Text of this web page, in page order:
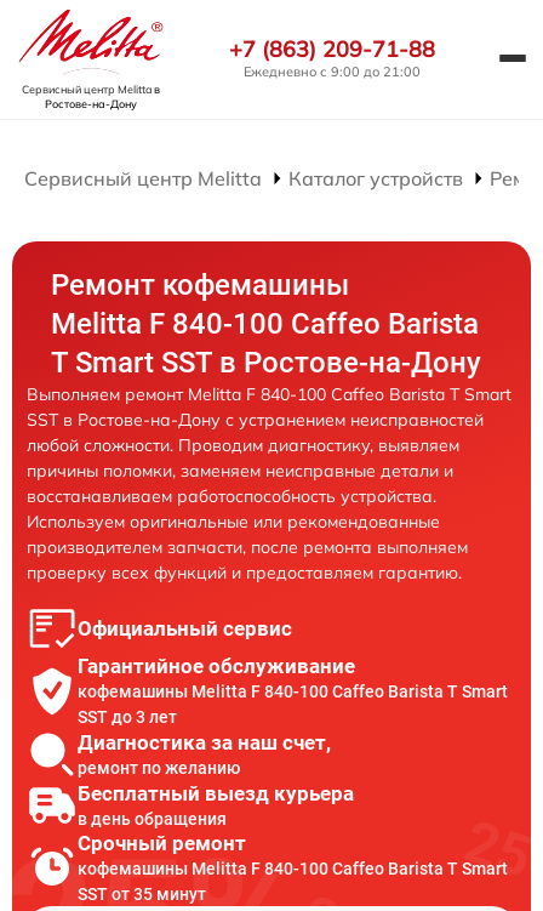
Сервисный центр Melittaв
Ростове-на-Дону
+7 (863) 209-71-88
Ежедневно с 9:00 до 21:00
Сервисный центр Melitta Каталог устройств
Ремонт кофемашины
Melitta F 840-100 Caffeo Barista
T Smart SST в Ростове-на-Дону
Выполняем ремонт Melitta F 840-100 Caffeo Barista T Smart
SST в Ростове-на-Дону с устранением неисправностей
любой сложности. Проводим диагностику, выявляем
причины поломки, заменяем неисправные детали и
восстанавливаем работоспособность устройства.
Используем оригинальные или рекомендованные
производителем запчасти, после ремонта выполняем
проверку всех функций и предоставляем гарантию.
Официальный сервис
Гарантийное обслуживание
кофемашины Melitta F 840-100 Caffeo Barista T Smart
SST до 3 лет
Диагностика за наш счет,
ремонт по желанию
Бесплатный выезд курьера
в день обращения
Срочный ремонт
кофемашины Melitta F 840-100 Caffeo Barista T Smart
SST от 35 минут